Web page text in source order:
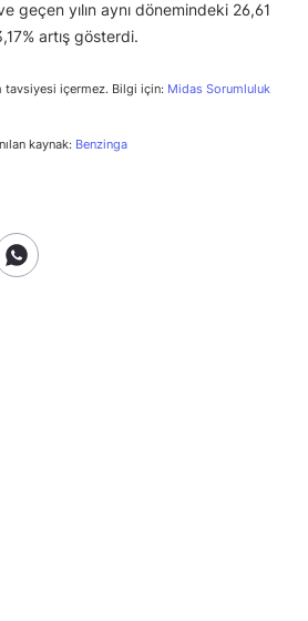
geçen yılın aynı dönemindeki 26,61
artış gösterdi.
tavsiyesi içermez. Bilgi için: Midas Sorumluluk
kaynak: Benzinga